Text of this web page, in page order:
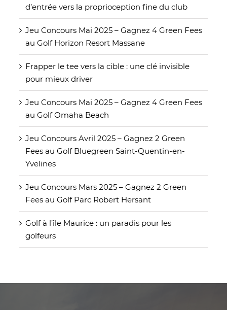
d’entrée vers la proprioception fine du club
Jeu Concours Mai 2025 – Gagnez 4 Green Fees
au Golf Horizon Resort Massane
Frapper le tee vers la cible : une clé invisible
pour mieux driver
Jeu Concours Mai 2025 – Gagnez 4 Green Fees
au Golf Omaha Beach
Jeu Concours Avril 2025 – Gagnez 2 Green
Fees au Golf Bluegreen Saint-Quentin-en-
Yvelines
Jeu Concours Mars 2025 – Gagnez 2 Green
Fees au Golf Parc Robert Hersant
Golf à l’île Maurice : un paradis pour les
golfeurs